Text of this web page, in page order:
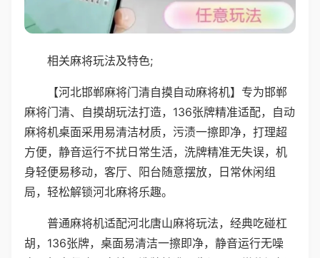
相关麻将玩法及特色;
【河北邯郸麻将门清自摸自动麻将机】专为邯郸
麻将门清、自摸胡玩法打造，136张牌精准适配，自动
麻将机桌面采用易清洁材质，污渍一擦即净，打理超
方便，静音运行不扰日常生活，洗牌精准无失误，机
身轻便易移动，客厅、阳台随意摆放，日常休闲组
局，轻松解锁河北麻将乐趣。
普通麻将机适配河北唐山麻将玩法，经典吃碰杠
胡，136张牌，桌面易清洁一擦即净，静音运行无噪